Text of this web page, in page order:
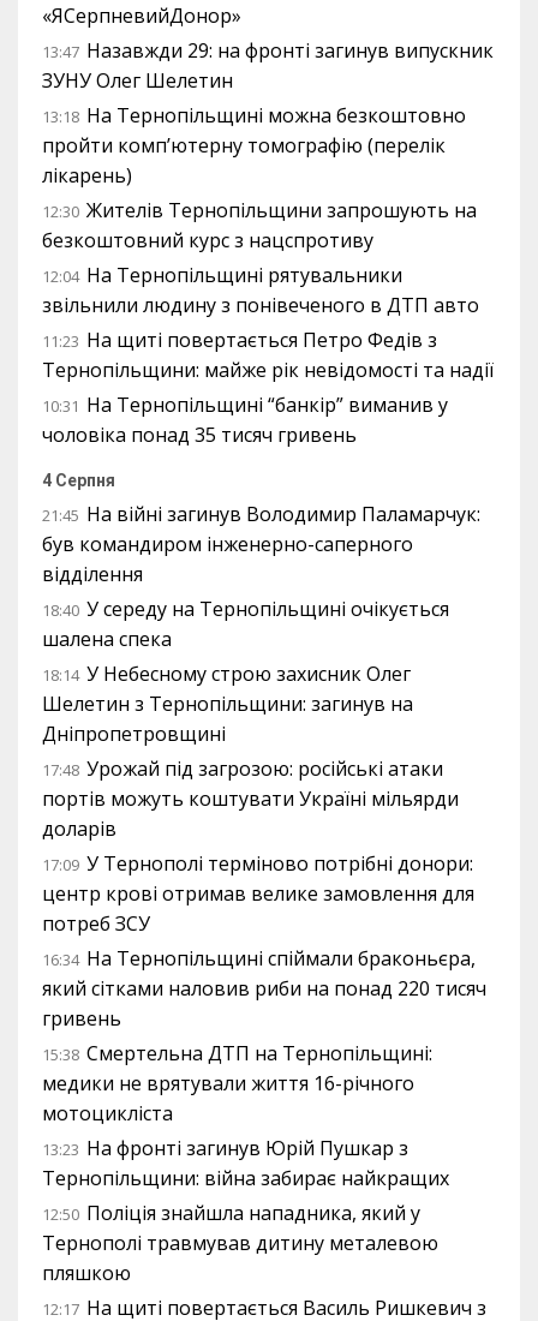
«ЯСерпневийДонор»
13:47 Назавжди 29: на фронті загинув випускник
ЗУНУ Олег Шелетин
13:18 На Тернопільщині можна безкоштовно
пройти комп’ютерну томографію (перелік
лікарень)
12:30 Жителів Тернопільщини запрошують на
безкоштовний курс з нацспротиву
12:04 На Тернопільщині рятувальники
звільнили людину з понівеченого в ДТП авто
11:23 На щиті повертається Петро Федів з
Тернопільщини: майже рік невідомості та надії
10:31 На Тернопільщині “банкір” виманив у
чоловіка понад 35 тисяч гривень
4 Серпня
21:45 На війні загинув Володимир Паламарчук:
був командиром інженерно-саперного
відділення
18:40 У середу на Тернопільщині очікується
шалена спека
18:14 У Небесному строю захисник Олег
Шелетин з Тернопільщини: загинув на
Дніпропетровщині
17:48 Урожай під загрозою: російські атаки
портів можуть коштувати Україні мільярди
доларів
17:09 У Тернополі терміново потрібні донори:
центр крові отримав велике замовлення для
потреб ЗСУ
16:34 На Тернопільщині спіймали браконьєра,
який сітками наловив риби на понад 220 тисяч
гривень
15:38 Смертельна ДТП на Тернопільщині:
медики не врятували життя 16-річного
мотоцикліста
13:23 На фронті загинув Юрій Пушкар з
Тернопільщини: війна забирає найкращих
12:50 Поліція знайшла нападника, який у
Тернополі травмував дитину металевою
пляшкою
12:17 На щиті повертається Василь Ришкевич з